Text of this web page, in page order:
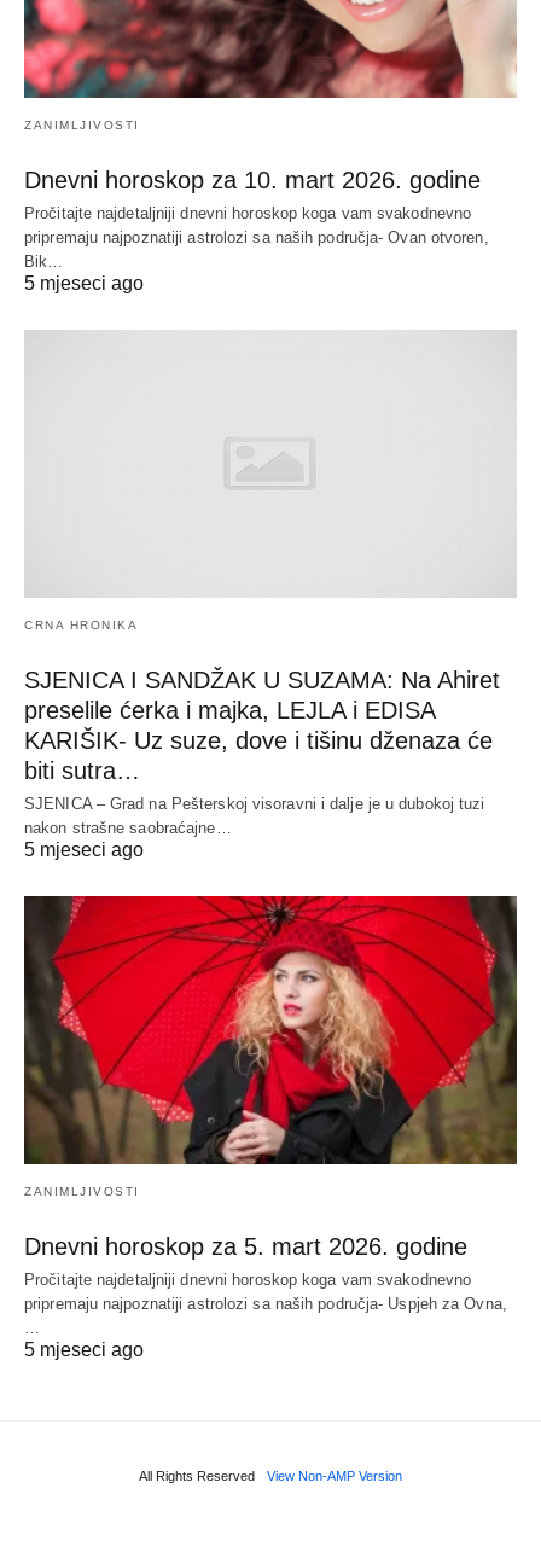
ZANIMLJIVOSTI
Dnevni horoskop za 10. mart 2026. godine
Pročitajte najdetaljniji dnevni horoskop koga vam svakodnevno
pripremaju najpoznatiji astrolozi sa naših područja- Ovan otvoren,
Bik…
5 mjeseci ago
CRNA HRONIKA
SJENICA I SANDŽAK U SUZAMA: Na Ahiret
preselile ćerka i majka, LEJLA i EDISA
KARIŠIK- Uz suze, dove i tišinu dženaza će
biti sutra…
SJENICA – Grad na Pešterskoj visoravni i dalje je u dubokoj tuzi
nakon strašne saobraćajne…
5 mjeseci ago
ZANIMLJIVOSTI
Dnevni horoskop za 5. mart 2026. godine
Pročitajte najdetaljniji dnevni horoskop koga vam svakodnevno
pripremaju najpoznatiji astrolozi sa naših područja- Uspjeh za Ovna,
5 mjeseci ago
All Rights Reserved View Non-AMP Version